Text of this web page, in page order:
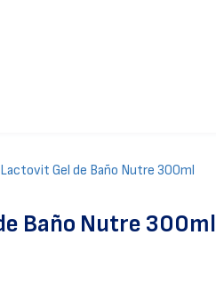
Lactovit Gel de Baño Nutre 300ml
Baño Nutre 300ml